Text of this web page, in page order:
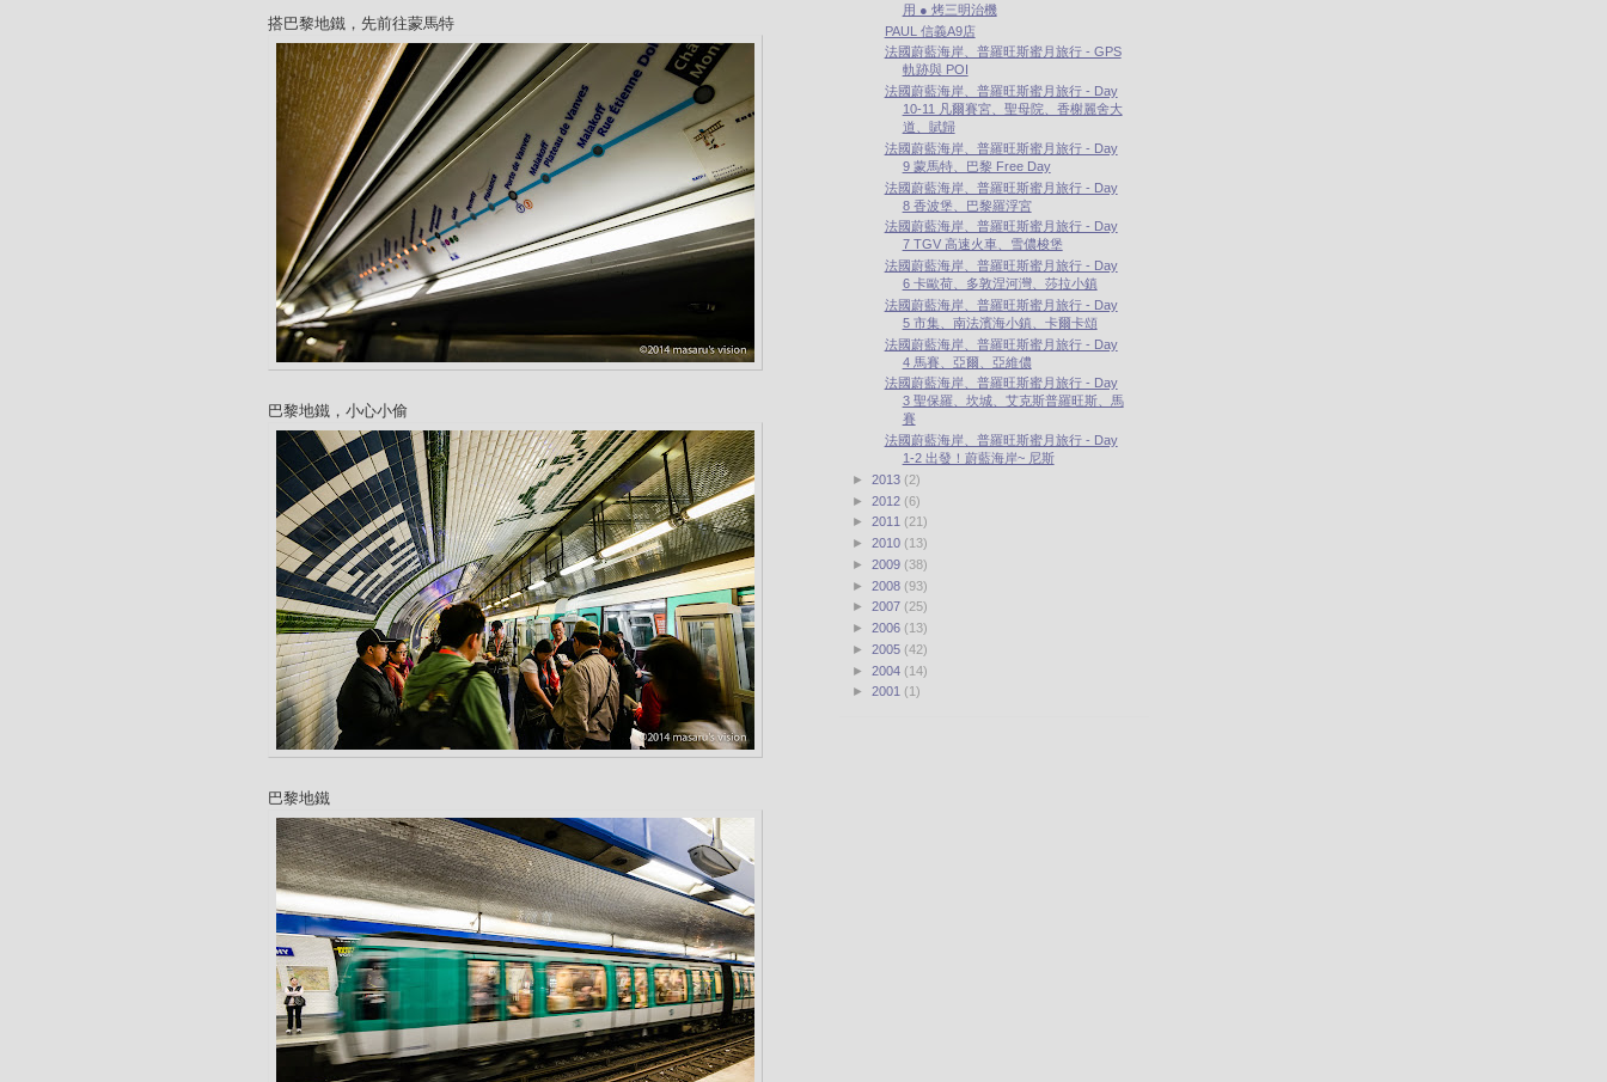
搭巴黎地鐵，先前往蒙馬特
巴黎地鐵，小心小偷
巴黎地鐵
用 ● 烤三明治機
PAUL 信義A9店
法國蔚藍海岸、普羅旺斯蜜月旅行 - GPS
軌跡與 POI
法國蔚藍海岸、普羅旺斯蜜月旅行 - Day
10-11 凡爾賽宮、聖母院、香榭麗舍大
道、賦歸
法國蔚藍海岸、普羅旺斯蜜月旅行 - Day
9 蒙馬特、巴黎 Free Day
法國蔚藍海岸、普羅旺斯蜜月旅行 - Day
8 香波堡、巴黎羅浮宮
法國蔚藍海岸、普羅旺斯蜜月旅行 - Day
7 TGV 高速火車、雪儂梭堡
法國蔚藍海岸、普羅旺斯蜜月旅行 - Day
6 卡歐荷、多敦涅河灣、莎拉小鎮
法國蔚藍海岸、普羅旺斯蜜月旅行 - Day
5 市集、南法濱海小鎮、卡爾卡頌
法國蔚藍海岸、普羅旺斯蜜月旅行 - Day
4 馬賽、亞爾、亞維儂
法國蔚藍海岸、普羅旺斯蜜月旅行 - Day
3 聖保羅、坎城、艾克斯普羅旺斯、馬
賽
法國蔚藍海岸、普羅旺斯蜜月旅行 - Day
1-2 出發！蔚藍海岸~ 尼斯
► 2013 (2)
► 2012 (6)
► 2011 (21)
► 2010 (13)
► 2009 (38)
► 2008 (93)
► 2007 (25)
► 2006 (13)
► 2005 (42)
► 2004 (14)
► 2001 (1)